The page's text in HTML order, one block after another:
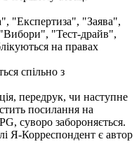
"Експертиза", "Заява",
"Тест-драйв",
на правах
спільно з
передрук, чи наступне
посилання на
суворо забороняється.
Я-Корреспондент є автор